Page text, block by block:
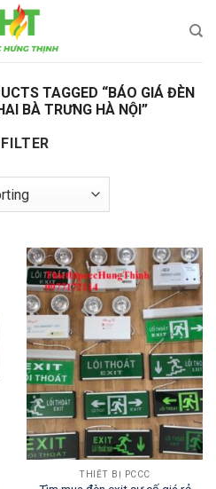
TAGGED “BÁO GIÁ ĐÈN
BÀ TRƯNG HÀ NỘI”
FILTER
THIẾT BỊ PCCC